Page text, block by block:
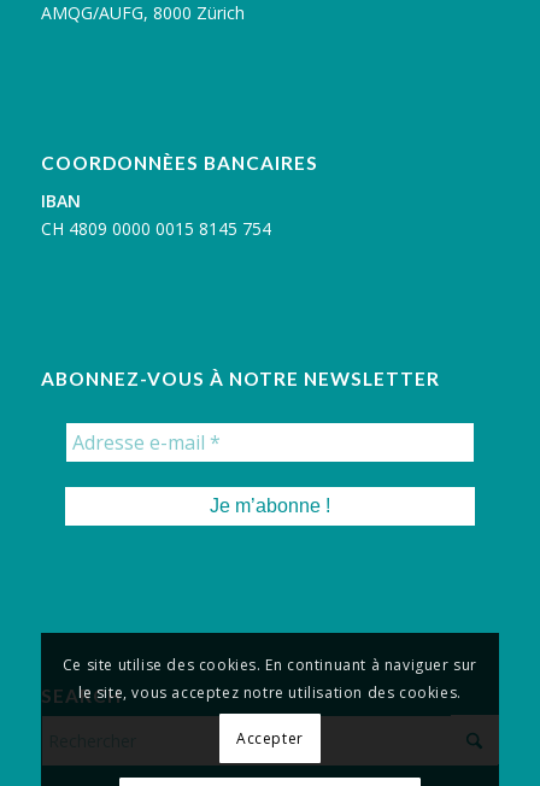
AMQG/AUFG, 8000 Zürich
COORDONNÈES BANCAIRES
IBAN
CH 4809 0000 0015 8145 754
ABONNEZ-VOUS À NOTRE NEWSLETTER
SEARCH
Ce site utilise des cookies. En continuant à naviguer sur
le site, vous acceptez notre utilisation des cookies.
Accepter